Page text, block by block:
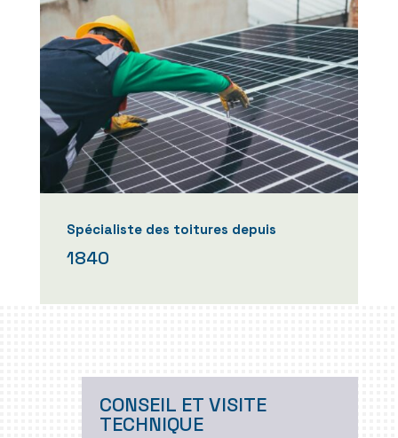
Spécialiste des toitures depuis
1840
CONSEIL ET VISITE
TECHNIQUE